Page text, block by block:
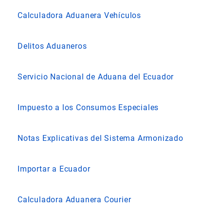
Calculadora Aduanera Vehículos
Delitos Aduaneros
Servicio Nacional de Aduana del Ecuador
Impuesto a los Consumos Especiales
Notas Explicativas del Sistema Armonizado
Importar a Ecuador
Calculadora Aduanera Courier